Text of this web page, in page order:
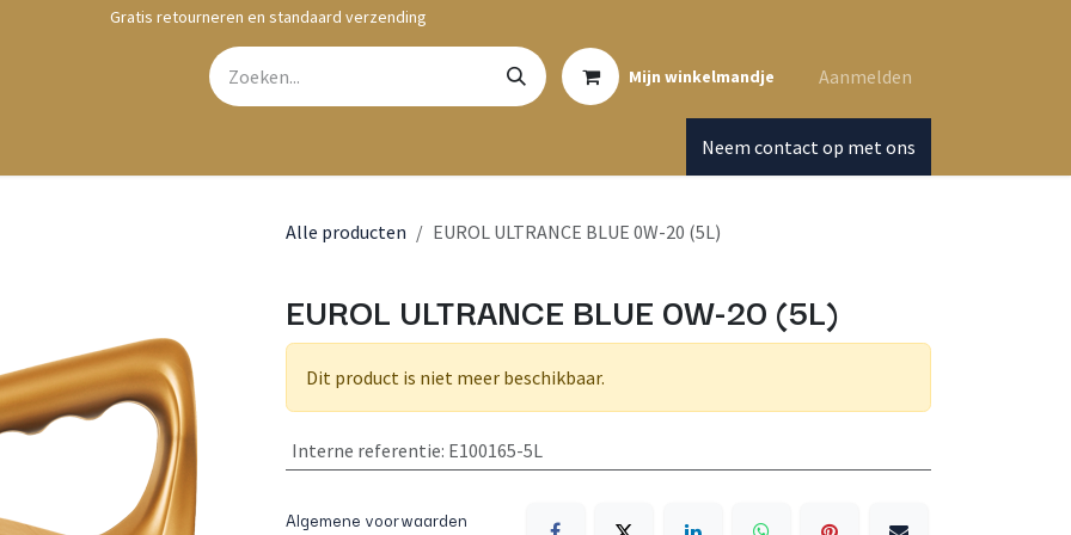
Gratis retourneren en standaard verzending
Mijn winkelmandje Aanmelden
Neem contact op met ons
Alle producten EUROL ULTRANCE BLUE 0W-20 (5L)
EUROL ULTRANCE BLUE 0W-20 (5L)
Dit product is niet meer beschikbaar.
Interne referentie: E100165-5L
Algemene voorwaarden